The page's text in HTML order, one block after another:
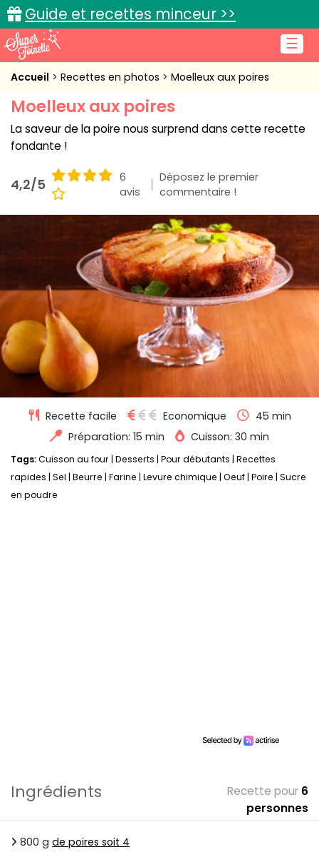
☰
Guide et recettes minceur >>
Accueil
Recettes de cuisine
Cuisine pratique
L'actu cuisine
Connexion
Accueil Recettes en photos Moelleux aux poires
Moelleux aux poires
La saveur de la poire nous surprend dans cette recette
fondante !
4,2/5
6
avis
Déposez le premier
commentaire !
Recette facile Economique
45 min
Préparation: 15 min
Cuisson: 30 min
Tags:Cuisson au four Desserts Pour débutants Recettes
rapides Sel Beurre Farine Levure chimique Oeuf Poire Sucre
en poudre
Ingrédients Recette pour 6
personnes
800 g de poires soit 4